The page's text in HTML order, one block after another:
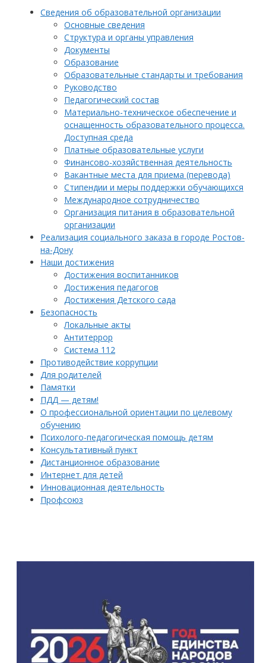
Сведения об образовательной организации
Основные сведения
Структура и органы управления
Документы
Образование
Образовательные стандарты и требования
Руководство
Педагогический состав
Материально-техническое обеспечение и
оснащенность образовательного процесса.
Доступная среда
Платные образовательные услуги
Финансово-хозяйственная деятельность
Вакантные места для приема (перевода)
Стипендии и меры поддержки обучающихся
Международное сотрудничество
Организация питания в образовательной
организации
Реализация социального заказа в городе Ростов-
на-Дону
Наши достижения
Достижения воспитанников
Достижения педагогов
Достижения Детского сада
Безопасность
Локальные акты
Антитеррор
Система 112
Противодействие коррупции
Для родителей
Памятки
ПДД — детям!
О профессиональной ориентации по целевому
обучению
Психолого-педагогическая помощь детям
Консультативный пункт
Дистанционное образование
Интернет для детей
Инновационная деятельность
Профсоюз